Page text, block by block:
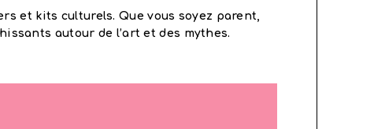
et kits culturels. Que vous soyez parent,
autour de l’art et des mythes.